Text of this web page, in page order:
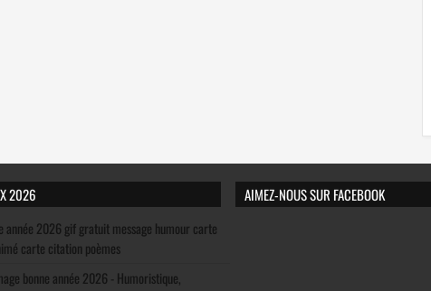
2026
année 2026 gif gratuit message humour carte
carte citation poèmes
bonne année 2026 - Humoristique,
AIMEZ-NOUS SUR FACEBOOK